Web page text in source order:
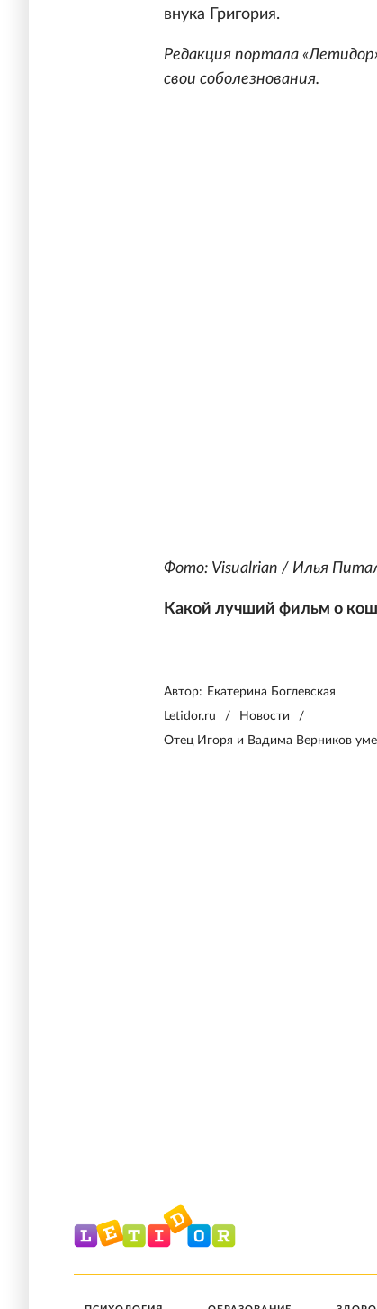
внука Григория.
Редакция портала
свои соболезнования.
Фото: Visualrian / Илья
Какой лучший фильм о
Автор: Екатерина Боглевская
Letidor.ru
/ Новости
/
Отец Игоря и Вадима Верников